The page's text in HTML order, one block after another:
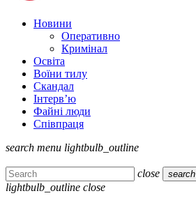
Новини
Оперативно
Кримінал
Освіта
Воїни тилу
Скандал
Інтерв’ю
Файні люди
Співпраця
search menu lightbulb_outline
close search
lightbulb_outline close